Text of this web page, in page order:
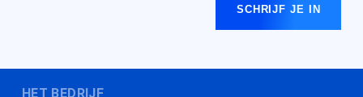
SCHRIJF JE IN
HET BEDRIJF